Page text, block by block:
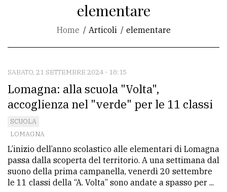
CONTATTI
La
redazione
Scrivici
Per
la
tua
elementare
Home Articoli elementare
SABATO, 21 SETTEMBRE 2024 - 18:15
Lomagna: alla scuola "Volta",
accoglienza nel "verde" per le 11 classi
SCUOLA
LOMAGNA
L’inizio dell’anno scolastico alle elementari di Lomagna
passa dalla scoperta del territorio. A una settimana dal
suono della prima campanella, venerdì 20 settembre
le 11 classi della “A. Volta” sono andate a spasso per ...